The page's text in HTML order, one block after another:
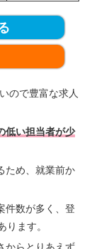
ので豊富な求人
低い担当者が少
ため、就業前か
件数が多く、登
ります。